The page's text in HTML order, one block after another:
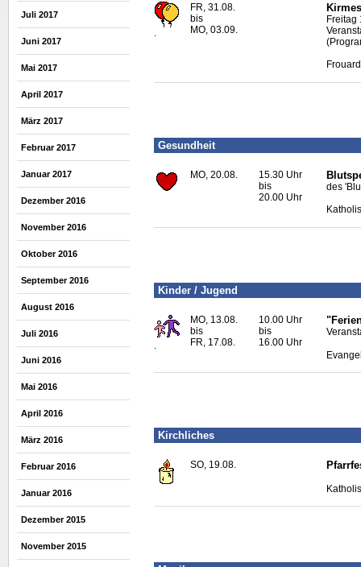
Juli 2017
Juni 2017
Mai 2017
April 2017
März 2017
Februar 2017
Januar 2017
Dezember 2016
November 2016
Oktober 2016
September 2016
August 2016
Juli 2016
Juni 2016
Mai 2016
April 2016
März 2016
Februar 2016
Januar 2016
Dezember 2015
November 2015
.
FR, 31.08.
bis
MO, 03.09.
Freitag
Gesundheit
MO, 20.08.
15.30 Uhr
bis
20.00 Uhr
des
Kinder / Jugend
.
MO, 13.08.
bis
FR, 17.08.
10.00 Uhr
bis
16.00 Uhr
Kirchliches
SO, 19.08.